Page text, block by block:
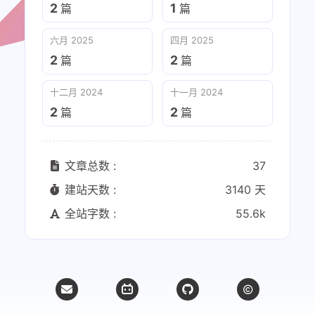
2 篇 1 篇
六月 2025
2 篇
四月 2025
2 篇
十二月 2024
2 篇
十一月 2024
2 篇
文章总数 :
37
建站天数 :
3140 天
全站字数 :
55.6k